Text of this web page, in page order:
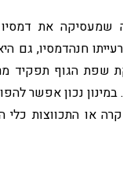
את דמסיו
חנהדמסיו, גם
הגוף תפקיד
במינון נכון אפשר
או התכווצות